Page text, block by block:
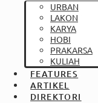
URBAN
LAKON
KARYA
HOBI
PRAKARSA
KULIAH
FEATURES
ARTIKEL
DIREKTORI